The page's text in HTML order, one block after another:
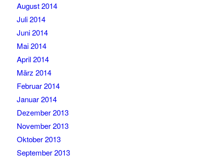
August 2014
Juli 2014
Juni 2014
Mai 2014
April 2014
März 2014
Februar 2014
Januar 2014
Dezember 2013
November 2013
Oktober 2013
September 2013